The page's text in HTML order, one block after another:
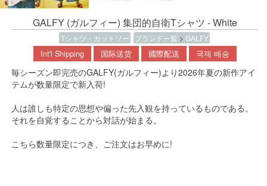
GALFY (ガルフィー) 集団的自衛Tシャツ - White
Tシャツ・カットソー ブランド一覧 >GALFY
Int'l Shipping 国际送货 國際配送 국제 배송
毎シーズン即完売のGALFY(ガルフィー)より2026年夏の新作アイ
テムが数量限定で新入荷!
人は誰しも特定の思想や偏った先入観を持っているものである。
それを自覚することから対話が始まる。
こちら数量限定につき、ご注文はお早めに!